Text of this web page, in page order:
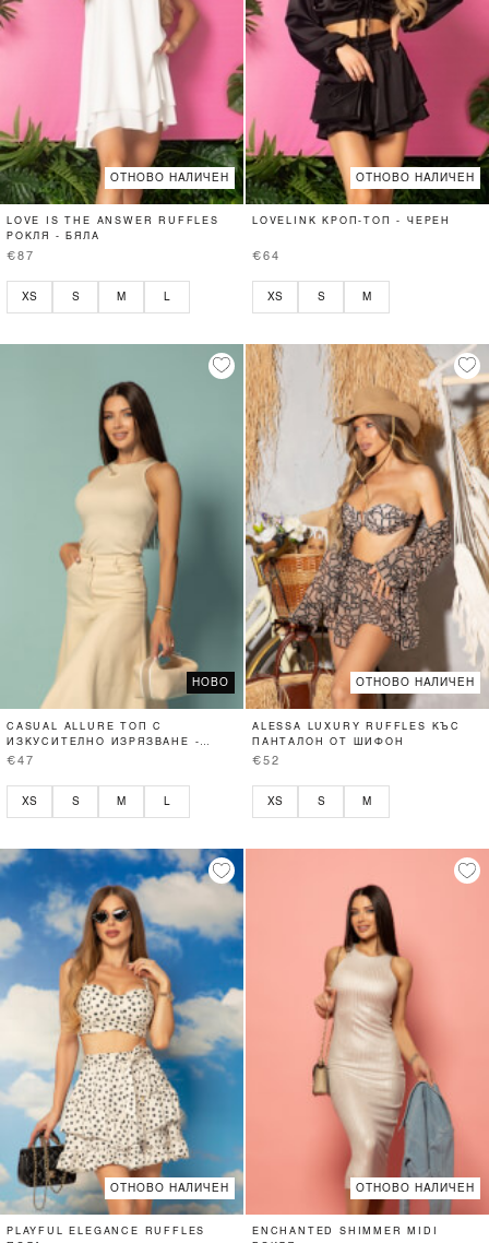
ОТНОВО НАЛИЧЕН
LOVE IS THE ANSWER RUFFLES
РОКЛЯ - БЯЛА
€87
XS S M
ОТНОВО НАЛИЧЕН
LOVELINK КРОП-ТОП - ЧЕРЕН
€64
XS S M
НОВО
CASUAL ALLURE ТОП С
ИЗКУСИТЕЛНО ИЗРЯЗВАНЕ -
SOFT BEIGE
€47
XS S M L
ОТНОВО НАЛИЧЕН
ALESSA LUXURY RUFFLES КЪС
ПАНТАЛОН ОТ ШИФОН
€52
XS S M
ОТНОВО НАЛИЧЕН
PLAYFUL ELEGANCE RUFFLES
ОТНОВО НАЛИЧЕН
ENCHANTED SHIMMER MIDI